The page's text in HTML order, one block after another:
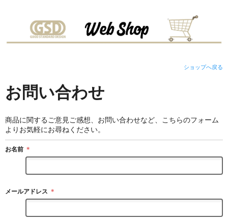
ショップへ戻る
お問い合わせ
商品に関するご意見ご感想、お問い合わせなど、こちらのフォーム
よりお気軽にお尋ねください。
お名前 ＊
メールアドレス ＊